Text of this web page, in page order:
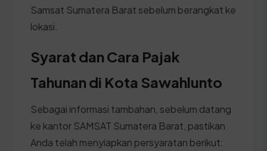
Samsat Sumatera Barat sebelum berangkat ke
lokasi.
Syarat dan Cara Pajak
Tahunan di Kota Sawahlunto
Sebagai informasi tambahan, sebelum datang
ke kantor SAMSAT Sumatera Barat, pastikan
Anda telah menyiapkan persyaratan berikut: